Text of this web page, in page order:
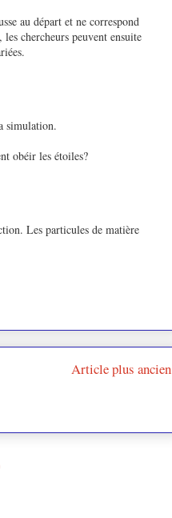
au départ et ne correspond
chercheurs peuvent ensuite
simulation.
obéir les étoiles?
Les particules de matière
Article plus ancien